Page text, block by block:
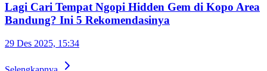
Lagi Cari Tempat Ngopi Hidden Gem di Kopo Area
Bandung? Ini 5 Rekomendasinya
29 Des 2025, 15:34